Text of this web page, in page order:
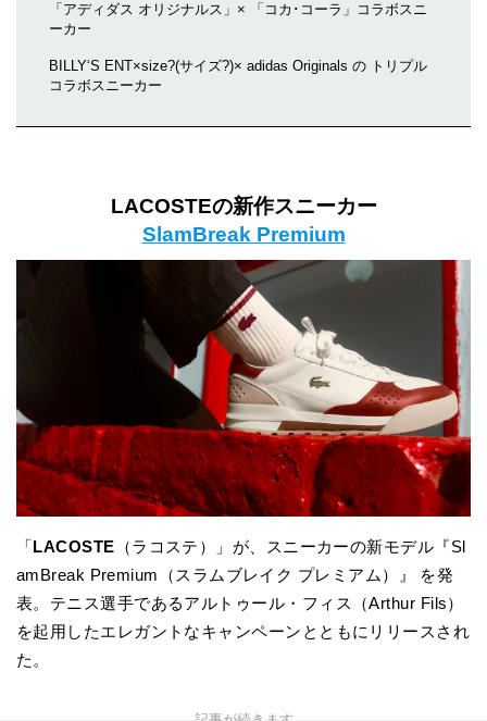
「アディダス オリジナルス」× 「コカ･コーラ」コラボスニ
ーカー
BILLY‘S ENT×size?(サイズ?)× adidas Originals の トリプル
コラボスニーカー
LACOSTEの新作スニーカー
SlamBreak Premium
「LACOSTE （ラコステ）」が、スニーカーの新モデル『Sl
amBreak Premium（スラムブレイク プレミアム）』 を発
表。テニス選手であるアルトゥール・フィス（Arthur Fils）
を起用したエレガントなキャンペーンとともにリリースされ
た。